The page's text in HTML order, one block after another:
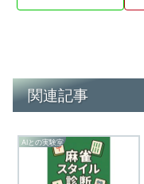
関連記事
AIとの実験室